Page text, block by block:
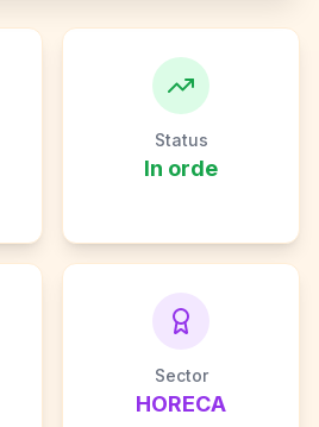
Status
In orde
Sector
HORECA